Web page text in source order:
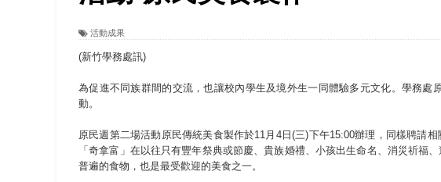
【 第404期 】此夏，向未來！ 中國科大新竹畢典青銀共學、逐
領航AI創先例！ 數媒系錄音室獲「杜比全景聲」與「Wwise」
活動成果
(新竹學務處訊)
為促進不同族群間的交流，也讓校內學生及境外生一同體驗多元文化。學務處
動。
原民週第二場活動原民傳統美食製作於11月4日(三)下午15:00辦理，同樣聘請
「奇拿富」在以往只有豐年祭典或節慶、貴族婚禮、小孩出生命名、消災祈福
普遍的食物，也是最受歡迎的美食之一。